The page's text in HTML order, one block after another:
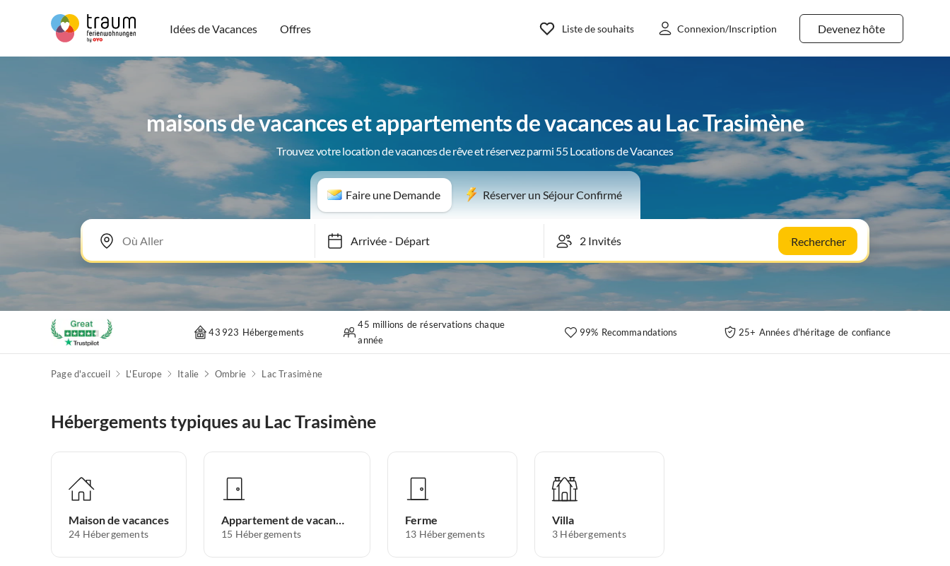
Idées de Vacances Offres Devenez hôte
Liste de souhaits Connexion/Inscription
maisons de vacances et appartements de vacances au Lac Trasimène
Trouvez votre location de vacances de rêve et réservez parmi 55 Locations de Vacances
Faire une Demande Réserver un Séjour Confirmé
Arrivée-Départ Rechercher
43 923 Hébergements
45 millions de réservations chaque
année
99% Recommandations 25+ Années d'héritage de confiance
Page d'accueil L'Europe Italie Ombrie Lac Trasimène
Hébergements typiques au Lac Trasimène
Maison de vacances
24 Hébergements
Appartement de vacances
15 Hébergements
Ferme
13 Hébergements
Villa
3 Hébergements